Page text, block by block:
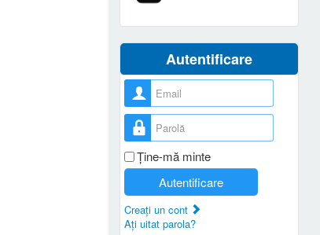
Autentificare
Nume utilizator
Parolă
Ţine-mă minte
Autentificare
Creaţi un cont
Aţi uitat parola?